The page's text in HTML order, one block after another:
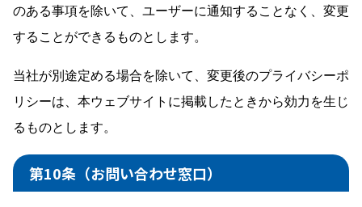
のある事項を除いて、ユーザーに通知することなく、変更
することができるものとします。
当社が別途定める場合を除いて、変更後のプライバシーポ
リシーは、本ウェブサイトに掲載したときから効力を生じ
るものとします。
第10条（お問い合わせ窓口）